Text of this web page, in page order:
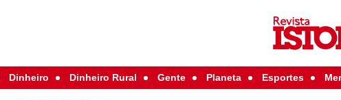
Dinheiro Dinheiro Rural Gente Planeta Esportes